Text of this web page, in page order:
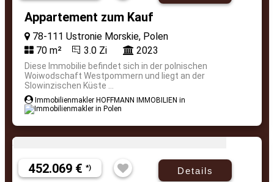
Appartement zum Kauf
78-111 Ustronie Morskie, Polen
70 m²
3.0 Zi 2023
Diese Immobilie befindet sich in der polnischen
Woiwodschaft Westpommern und liegt an der
Slowinzischen Küste ...
Immobilienmakler HOFFMANN IMMOBILIEN in
452.069 € *) Details